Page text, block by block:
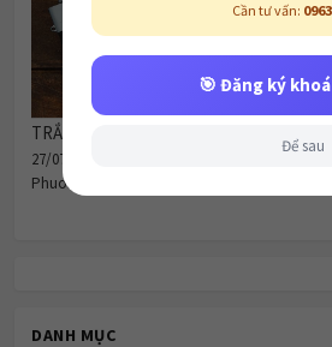
TRẮC NGHIỆM THÌ QUÁ KHỨ ĐƠN.
27/07/2020
Phuong Doan
DANH MỤC
Cần tư vấn:
🎯 Đăng ký
Để sau